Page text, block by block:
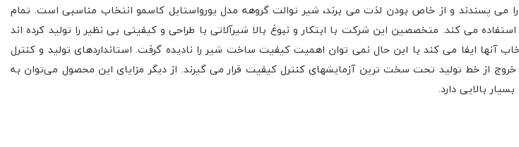
می پسندند و از خاص بودن لذت می برند، شیر توالت گروهه مدل یورواستایل کاسمو انتخاب مناسبی است. تمام
می کند. متخصصین این شرکت با ابتکار و نبوغ بالا شیرآلاتی با طراحی و کیفیتی بی نظیر را تولید کرده اند
آنها ایفا می کند با این حال نمی توان اهمیت کیفیت ساخت شیر را نادیده گرفت. استانداردهای تولید و کنترل
از خط تولید تحت سخت ترین آزمایشهای کنترل کیفیت قرار می گیرند. از دیگر مزایای این محصول می‌توان به
بالایی دارد.